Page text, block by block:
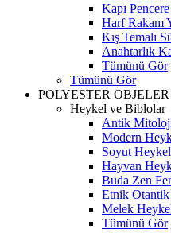
Kapı
Harf Rakam
Kış Temalı
Anahtarlık
Tümünü Gör
Tümünü Gör
POLYESTER OBJELER
Heykel ve Biblolar
Antik
Modern
Soyut
Hayvan
Buda Zen
Etnik
Melek
Tümünü Gör